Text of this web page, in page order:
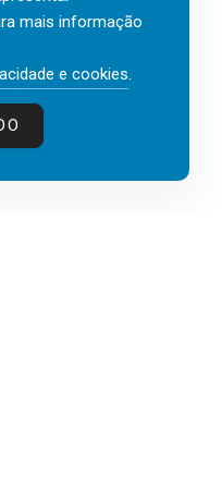
nas áreas de
Liderança, Manuel
mais informação
e cookies.